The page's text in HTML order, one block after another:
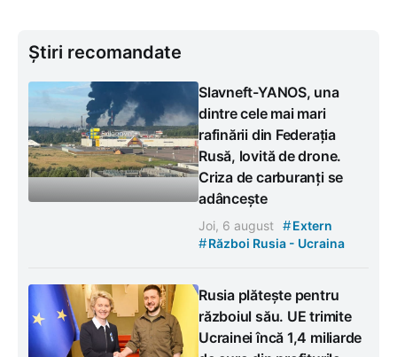
Știri recomandate
Slavneft-YANOS, una
dintre cele mai mari
rafinării din Federația
Rusă, lovită de drone.
Criza de carburanți se
adâncește
Joi, 6 august #Extern
#Război Rusia - Ucraina
Rusia plătește pentru
războiul său. UE trimite
Ucrainei încă 1,4 miliarde